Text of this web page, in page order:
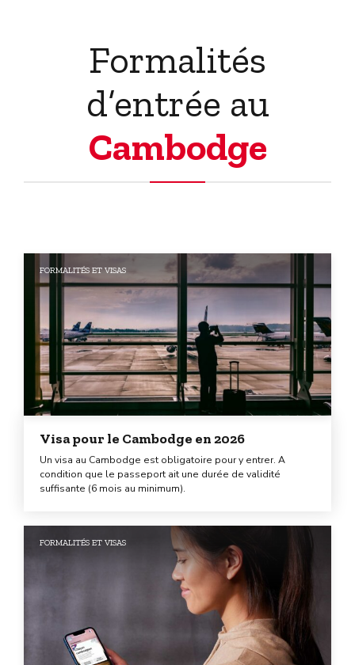
Formalités
d’entrée au
Cambodge
FORMALITÉS ET VISAS
Visa pour le Cambodge en 2026
Un visa au Cambodge est obligatoire pour y entrer. A
condition que le passeport ait une durée de validité
suffisante (6 mois au minimum).
FORMALITÉS ET VISAS